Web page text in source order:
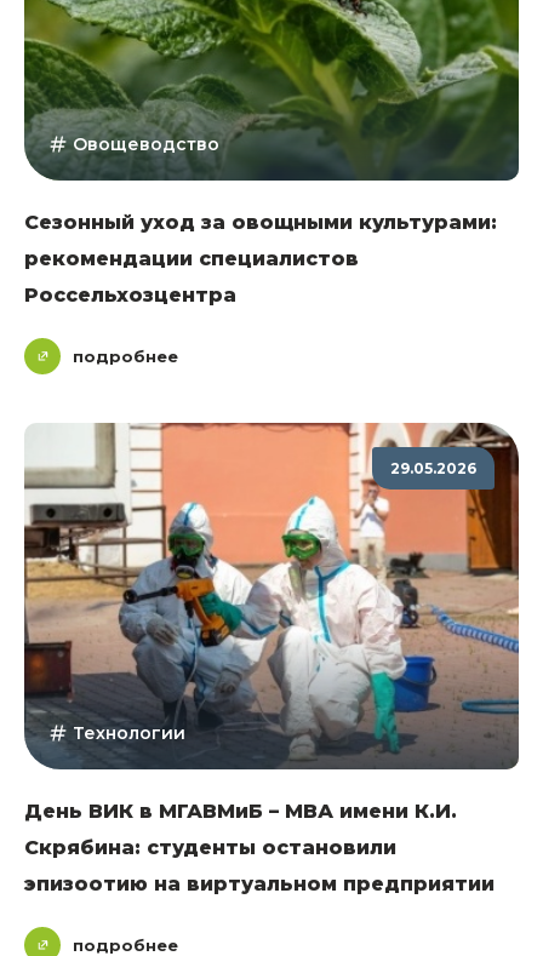
Овощеводство
Сезонный уход за овощными культурами:
рекомендации специалистов
Россельхозцентра
подробнее
29.05.2026
Технологии
День ВИК в МГАВМиБ – МВА имени К.И.
Скрябина: студенты остановили
эпизоотию на виртуальном предприятии
подробнее